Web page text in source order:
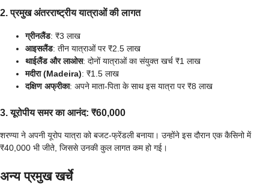
2. प्रमुख अंतरराष्ट्रीय यात्राओं की लागत
ग्रीनलैंड: ₹3 लाख
आइसलैंड: तीन यात्राओं पर ₹2.5 लाख
थाईलैंड और लाओस: दोनों यात्राओं का संयुक्त खर्च ₹1 लाख
मदीरा (Madeira): ₹1.5 लाख
दक्षिण अफ्रीका: अपने माता-पिता के साथ इस यात्रा पर ₹8 लाख
3. यूरोपीय समर का आनंद: ₹60,000
शरण्या ने अपनी यूरोप यात्रा को बजट-फ्रेंडली बनाया। उन्होंने इस दौरान एक कैसिनो में
₹40,000 भी जीते, जिससे उनकी कुल लागत कम हो गई।
अन्य प्रमुख खर्चे